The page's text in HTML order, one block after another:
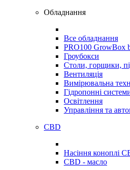
Обладнання
Все обладнання
PRO100 GrowBox
Гроубокси
Столи, горщики,
Вентиляція
Вимірювальна
Гідропонні
Освітлення
Управління та
CBD
Насіння коноплі
CBD - масло